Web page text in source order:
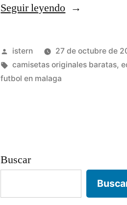
Seguir leyendo«camiseta
islandia
futbol»
Publicado
por
istern 27 de octubre de
Etiquetas:
camisetas originales baratas,
futbol en malaga
Buscar